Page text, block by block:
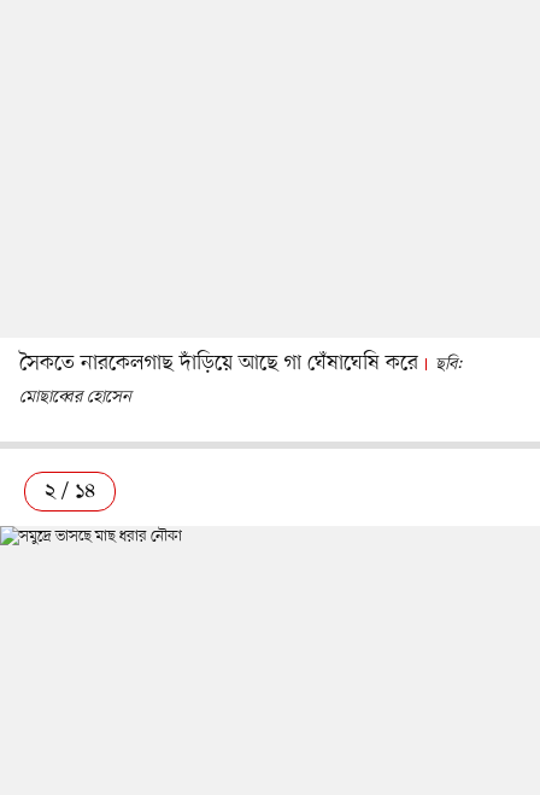
সৈকতে নারকেলগাছ দাঁড়িয়ে আছে গা ঘেঁষাঘেষি করে
ছবি:
মোছাব্বের হোসেন
২ / ১৪